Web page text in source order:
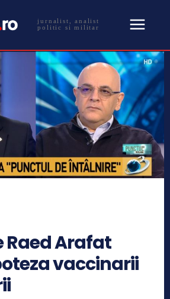
jurnalist, analist
politic si militar
Raed Arafat
vaccinarii